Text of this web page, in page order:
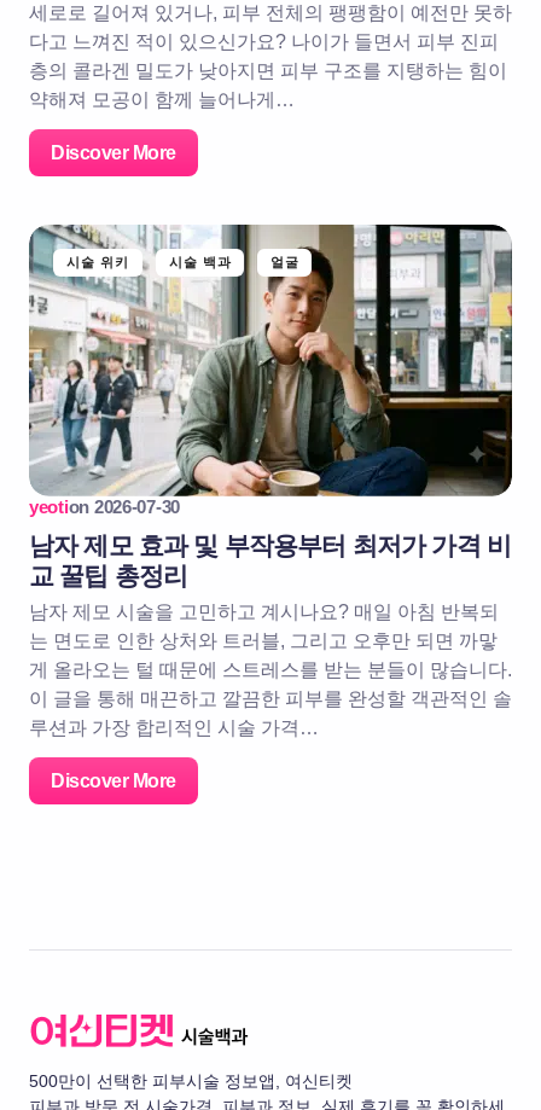
세로로 길어져 있거나, 피부 전체의 팽팽함이 예전만 못하
다고 느껴진 적이 있으신가요? 나이가 들면서 피부 진피
층의 콜라겐 밀도가 낮아지면 피부 구조를 지탱하는 힘이
약해져 모공이 함께 늘어나게…
Discover More
시술 위키 시술 백과 얼굴
yeotion 2026-07-30
남자 제모 효과 및 부작용부터 최저가 가격 비
교 꿀팁 총정리
남자 제모 시술을 고민하고 계시나요? 매일 아침 반복되
는 면도로 인한 상처와 트러블, 그리고 오후만 되면 까맣
게 올라오는 털 때문에 스트레스를 받는 분들이 많습니다.
이 글을 통해 매끈하고 깔끔한 피부를 완성할 객관적인 솔
루션과 가장 합리적인 시술 가격…
Discover More
500만이 선택한 피부시술 정보앱, 여신티켓
피부과 방문 전 시술가격, 피부과 정보, 실제 후기를 꼭 확인하세